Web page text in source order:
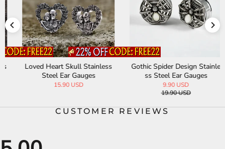
Loved Heart Skull Stainless
Steel Ear Gauges
15.90 USD
Gothic Spider Design Stainle
ss Steel Ear Gauges
9.90 USD
19.90 USD
CUSTOMER REVIEWS